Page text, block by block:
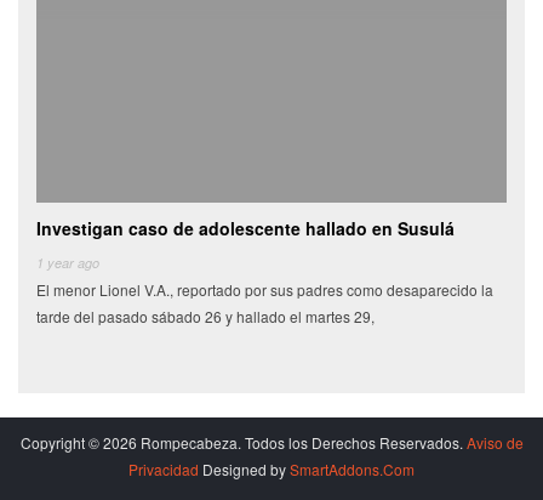
Investigan caso de adolescente hallado en Susulá
1 year ago
El menor Lionel V.A., reportado por sus padres como desaparecido la
tarde del pasado sábado 26 y hallado el martes 29,
Copyright © 2026 Rompecabeza. Todos los Derechos Reservados. Aviso de
Privacidad Designed bySmartAddons.Com